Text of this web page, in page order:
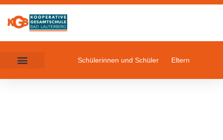
Schülerinnen und Schüler Eltern